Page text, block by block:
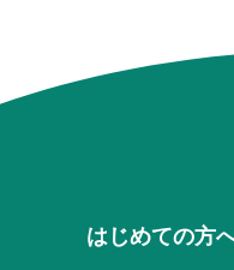
はじめての方